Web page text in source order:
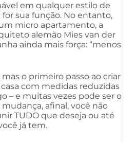
em qualquer estilo de
for sua função. No entanto,
micro apartamento, a
alemão Mies van der
ainda mais força: “menos
o primeiro passo ao criar
com medidas reduzidas
– e muitas vezes pode ser o
afinal, você não
TUDO que deseja ou até
já tem.